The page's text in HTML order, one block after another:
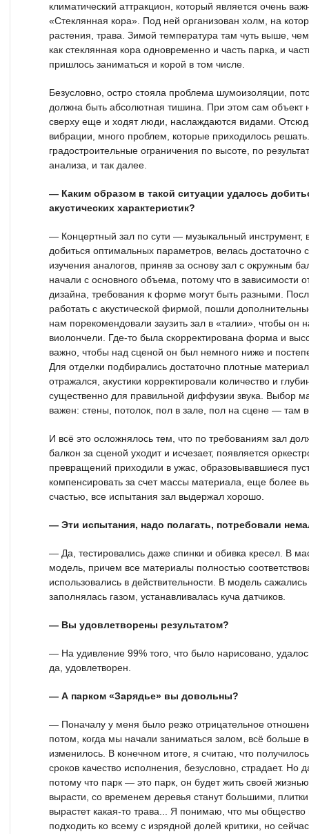
климатический аттракцион, который является очень
«Стеклянная кора». Под ней организован холм, на
растения, трава. Зимой температура там чуть выше,
как стеклянная кора одновременно и часть парка, и
пришлось заниматься и корой в том числе.
Безусловно, остро стояла проблема шумоизоляции,
должна быть абсолютная тишина. При этом сам объект
сверху еще и ходят люди, наслаждаются видами.
вибрации, много проблем, которые приходилось
градостроительные ограничения по высоте, по
анализа, и так далее.
— Каким образом в такой ситуации удалось
акустических характеристик?
— Концертный зал по сути — музыкальный инструмент,
добиться оптимальных параметров, велась
изучения аналогов, приняв за основу зал с окружным
начали с основного объема, потому что в зависимости
дизайна, требования к форме могут быть разными.
работать с акустической фирмой, пошли
нам порекомендовали заузить зал в «талии», чтобы он
виолончели. Где-то была скорректирована форма и
важно, чтобы над сценой он был немного ниже и
Для отделки подбирались достаточно плотные
отражался, акустики корректировали количество и
существенно для правильной диффузии звука. Выбор
важен: стены, потолок, пол в зале, пол на сцене — там
И всё это осложнялось тем, что по требованиям зал
балкон за сценой уходит и исчезает, появляется
превращений приходили в ужас, образовывавшиеся
компенсировать за счет массы материала, еще более
счастью, все испытания зал выдержал хорошо.
— Эти испытания, надо полагать, потребовали
— Да, тестировались даже спинки и обивка кресел. В
модель, причем все материалы полностью
использовались в действительности. В модель
заполнялась газом, устанавливалась куча датчиков.
— Вы удовлетворены результатом?
— На удивление 99% того, что было нарисовано,
да, удовлетворен.
— А парком «Зарядье» вы довольны?
— Поначалу у меня было резко отрицательное
потом, когда мы начали заниматься залом, всё больше
изменилось. В конечном итоге, я считаю, что
сроков качество исполнения, безусловно, страдает. Но
потому что парк — это парк, он будет жить своей
вырасти, со временем деревья станут большими,
вырастет какая-то трава... Я понимаю, что мы общество
подходить ко всему с изрядной долей критики, но